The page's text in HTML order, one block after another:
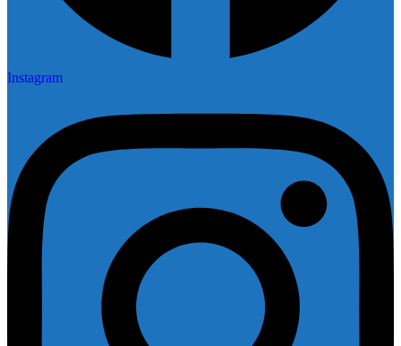
Instagram